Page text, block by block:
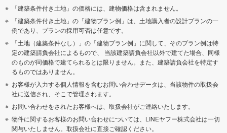
「建築条件付き土地」の価格には、建物価格は含まれません。
「建築条件付き土地」の「建物プラン例」は、土地購入者の設計プランの一
例であり、プランの採用可否は任意です。
「土地（建築条件なし）」の「建物プラン例」に関して、そのプラン例は特
定の建築請負会社によるもので、 当該建築請負会社以外で建てた場合、同様
のものが同価格で建てられるとは限りません。また、建築請負会社を特定す
るものではありません。
お客様が入力する個人情報を含むお問い合わせデータは、当該物件の取扱会
社に送信され、そこで管理されます。
お問い合わせをされたお客様へは、取扱会社がご連絡いたします。
物件に関するお客様のお問い合わせについては、LINEヤフー株式会社は一切
関与いたしません。取扱会社に直接ご確認ください。